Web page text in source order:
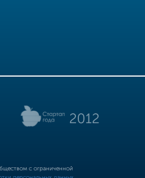
с ограниченной